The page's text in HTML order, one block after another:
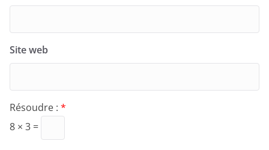
Site web
Résoudre : *
8 × 3 =